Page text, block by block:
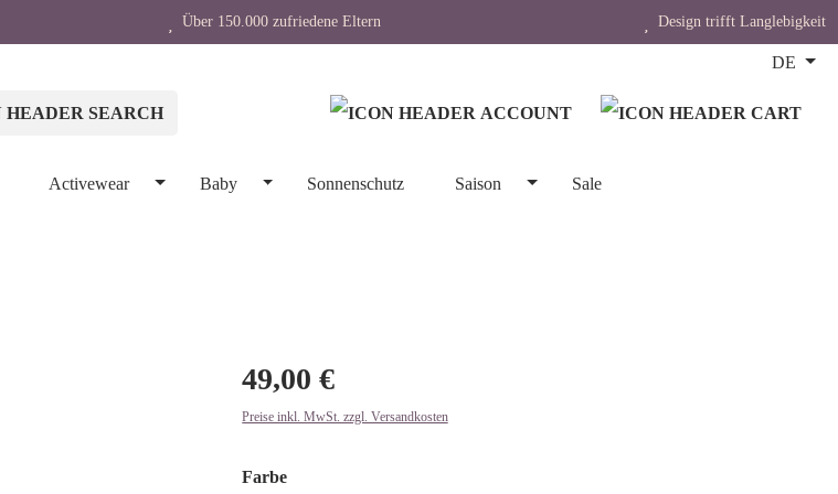
Über 150.000 zufriedene Eltern Design trifft Langlebigkeit
DE
Activewear Baby Sonnenschutz Saison Sale
49,00 €
Preise inkl. MwSt. zzgl. Versandkosten
Farbeauswählen